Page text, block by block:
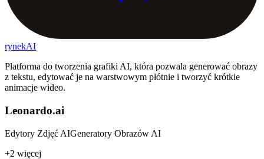
rynekAI
Platforma do tworzenia grafiki AI, która pozwala generować obrazy
z tekstu, edytować je na warstwowym płótnie i tworzyć krótkie
animacje wideo.
Leonardo.ai
Edytory Zdjęć AIGeneratory Obrazów AI
+2 więcej